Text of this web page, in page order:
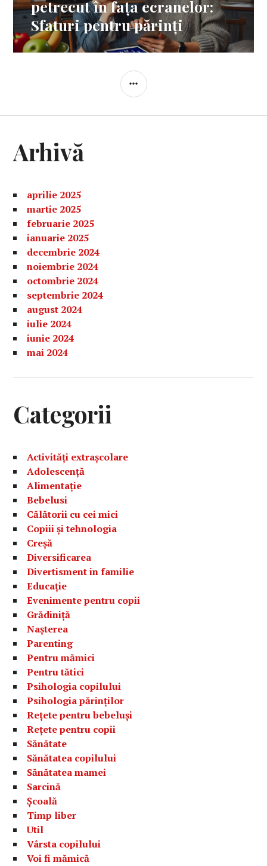
petrecut în fața ecranelor:
Sfaturi pentru părinți
BARĂ
Arhivă
aprilie 2025
martie 2025
februarie 2025
ianuarie 2025
decembrie 2024
noiembrie 2024
octombrie 2024
septembrie 2024
august 2024
iulie 2024
iunie 2024
mai 2024
Categorii
Activități extrașcolare
Adolescență
Alimentație
Bebelusi
Călătorii cu cei mici
Copiii și tehnologia
Creșă
Diversificarea
Divertisment in familie
Educație
Evenimente pentru copii
Grădiniță
Nașterea
Parenting
Pentru mămici
Pentru tătici
Psihologia copilului
Psihologia părinților
Rețete pentru bebeluși
Rețete pentru copii
Sănătate
Sănătatea copilului
Sănătatea mamei
Sarcină
Școală
Timp liber
Util
Vârsta copilului
Voi fi mămică